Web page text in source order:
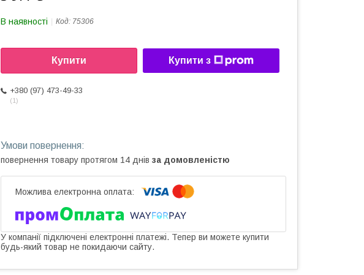
В наявності Код: 75306
Купити Купити з
+380 (97) 473-49-33
1
повернення товару протягом 14 днів за домовленістю
У компанії підключені електронні платежі. Тепер ви можете купити
будь-який товар не покидаючи сайту.